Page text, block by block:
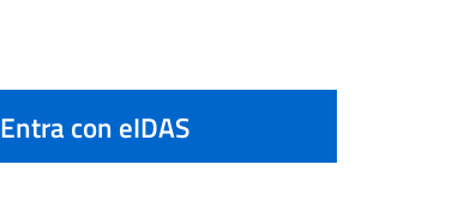
Entra con eIDAS